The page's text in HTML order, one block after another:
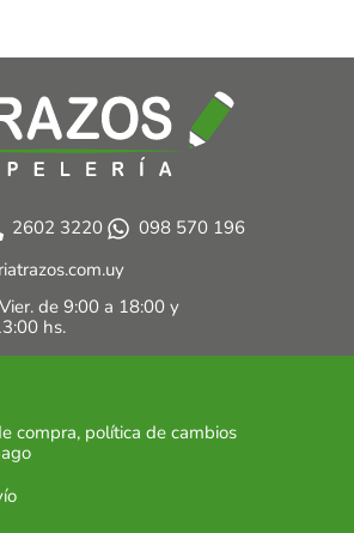
2602 3220
098 570 196
de 9:00 a 18:00 y
hs.
compra, política de cambios